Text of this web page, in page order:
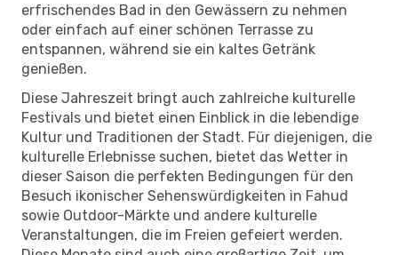
erfrischendes Bad in den Gewässern zu nehmen
oder einfach auf einer schönen Terrasse zu
entspannen, während sie ein kaltes Getränk
genießen.
Diese Jahreszeit bringt auch zahlreiche kulturelle
Festivals und bietet einen Einblick in die lebendige
Kultur und Traditionen der Stadt. Für diejenigen, die
kulturelle Erlebnisse suchen, bietet das Wetter in
dieser Saison die perfekten Bedingungen für den
Besuch ikonischer Sehenswürdigkeiten in Fahud
sowie Outdoor-Märkte und andere kulturelle
Veranstaltungen, die im Freien gefeiert werden.